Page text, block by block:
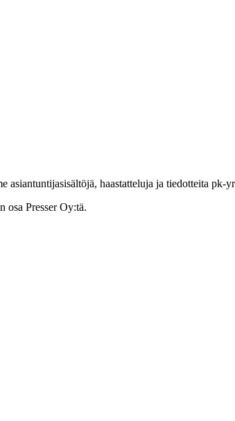
asiantuntijasisältöjä, haastatteluja ja tiedotteita pk-
osa Presser Oy:tä.